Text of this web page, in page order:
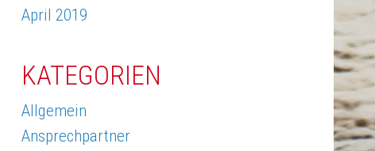
April 2019
KATEGORIEN
Allgemein
Ansprechpartner